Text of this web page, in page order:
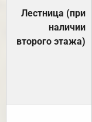
Лестница (при
наличии
второго этажа)